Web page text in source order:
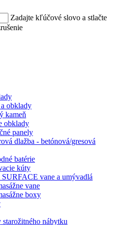
Zadajte kľúčové slovo a stlačte
obklady
kameň
obklady
panely
dlažba - betónová/gresová
batérie
kúty
vane a umývadlá
vane
boxy
nábytku